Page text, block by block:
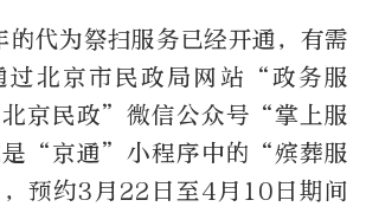
代为祭扫服务已经开通，有需
过北京市民政局网站“政务服
京民政”微信公众号“掌上服
“京通”小程序中的“殡葬服
预约3月22日至4月10日期间